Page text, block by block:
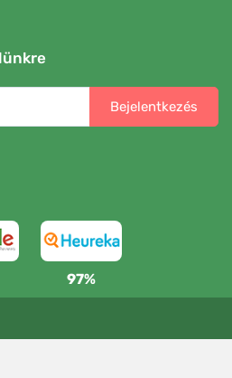
Bejelentkezés
97%
összeg felett: 80 EUR